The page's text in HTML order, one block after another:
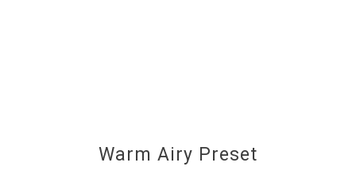
Warm Airy Preset